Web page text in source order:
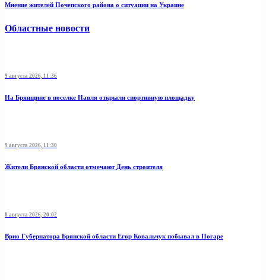
Мнение жителей Почепского района о ситуации на Украине
Областные новости
9 августа 2026, 11:36
На Брянщине в поселке Навля открыли спортивную площадку
9 августа 2026, 11:30
Жители Брянской области отмечают День строителя
8 августа 2026, 20:02
Врио Губернатора Брянской области Егор Ковальчук побывал в Погаре